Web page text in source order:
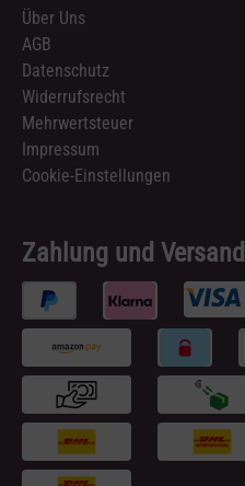
Über Uns
AGB
Datenschutz
Widerrufsrecht
Mehrwertsteuer
Impressum
Cookie-Einstellungen
Zahlung und Versand